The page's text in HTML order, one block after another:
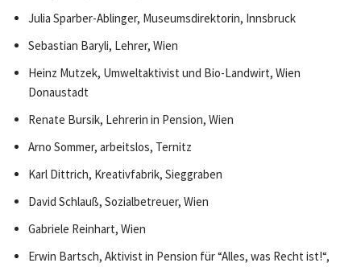
Julia Sparber-Ablinger, Museumsdirektorin, Innsbruck
Sebastian Baryli, Lehrer, Wien
Heinz Mutzek, Umweltaktivist und Bio-Landwirt, Wien
Donaustadt
Renate Bursik, Lehrerin in Pension, Wien
Arno Sommer, arbeitslos, Ternitz
Karl Dittrich, Kreativfabrik, Sieggraben
David Schlauß, Sozialbetreuer, Wien
Gabriele Reinhart, Wien
Erwin Bartsch, Aktivist in Pension für “Alles, was Recht ist!“,